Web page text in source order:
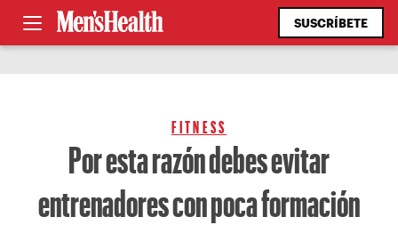
SUSCRÍBETE
FITNESS
Por esta razón debes evitar
entrenadores con poca formación